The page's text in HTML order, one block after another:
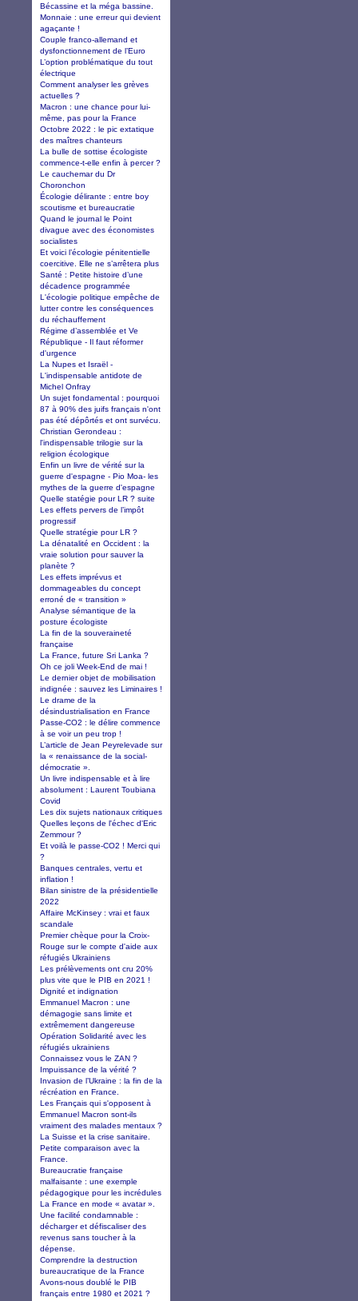
Bécassine et la méga bassine.
Monnaie : une erreur qui devient
agaçante !
Couple franco-allemand et
dysfonctionnement de l’Euro
L’option problématique du tout
électrique
Comment analyser les grèves
actuelles ?
Macron : une chance pour lui-
même, pas pour la France
Octobre 2022 : le pic extatique
des maîtres chanteurs
La bulle de sottise écologiste
commence-t-elle enfin à percer ?
Le cauchemar du Dr
Choronchon
Écologie délirante : entre boy
scoutisme et bureaucratie
Quand le journal le Point
divague avec des économistes
socialistes
Et voici l’écologie pénitentielle
coercitive. Elle ne s’arrêtera plus
Santé : Petite histoire d’une
décadence programmée
L'écologie politique empêche de
lutter contre les conséquences
du réchauffement
Régime d’assemblée et Ve
République - Il faut réformer
d'urgence
La Nupes et Israël -
L'indispensable antidote de
Michel Onfray
Un sujet fondamental : pourquoi
87 à 90% des juifs français n'ont
pas été dépôrtés et ont survécu.
Christian Gerondeau :
l'indispensable trilogie sur la
religion écologique
Enfin un livre de vérité sur la
guerre d'espagne - Pio Moa- les
mythes de la guerre d'espagne
Quelle statégie pour LR ? suite
Les effets pervers de l’impôt
progressif
Quelle stratégie pour LR ?
La dénatalité en Occident : la
vraie solution pour sauver la
planète ?
Les effets imprévus et
dommageables du concept
erroné de « transition »
Analyse sémantique de la
posture écologiste
La fin de la souveraineté
française
La France, future Sri Lanka ?
Oh ce joli Week-End de mai !
Le dernier objet de mobilisation
indignée : sauvez les Liminaires !
Le drame de la
désindustrialisation en France
Passe-CO2 : le délire commence
à se voir un peu trop !
L’article de Jean Peyrelevade sur
la « renaissance de la social-
démocratie ».
Un livre indispensable et à lire
absolument : Laurent Toubiana
Covid
Les dix sujets nationaux critiques
Quelles leçons de l'échec d'Eric
Zemmour ?
Et voilà le passe-CO2 ! Merci qui
?
Banques centrales, vertu et
inflation !
Bilan sinistre de la présidentielle
2022
Affaire McKinsey : vrai et faux
scandale
Premier chèque pour la Croix-
Rouge sur le compte d'aide aux
réfugiés Ukrainiens
Les prélèvements ont cru 20%
plus vite que le PIB en 2021 !
Dignité et indignation
Emmanuel Macron : une
démagogie sans limite et
extrêmement dangereuse
Opération Solidarité avec les
réfugiés ukrainiens
Connaissez vous le ZAN ?
Impuissance de la vérité ?
Invasion de l’Ukraine : la fin de la
récréation en France.
Les Français qui s'opposent à
Emmanuel Macron sont-ils
vraiment des malades mentaux ?
La Suisse et la crise sanitaire.
Petite comparaison avec la
France.
Bureaucratie française
malfaisante : une exemple
pédagogique pour les incrédules
La France en mode « avatar ».
Une facilité condamnable :
décharger et défiscaliser des
revenus sans toucher à la
dépense.
Comprendre la destruction
bureaucratique de la France
Avons-nous doublé le PIB
français entre 1980 et 2021 ?